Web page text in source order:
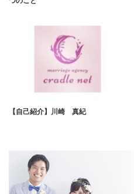
【自己紹介】川崎 真紀